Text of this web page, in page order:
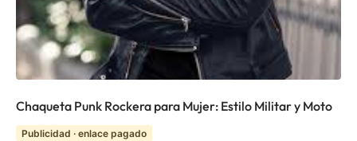
Chaqueta Punk Rockera para Mujer: Estilo Militar y Moto
Publicidad · enlace pagado